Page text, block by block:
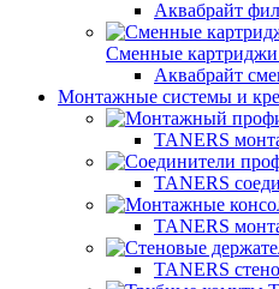
Аквабрайт
Сменные
Аквабрайт
Монтажные системы и
TANERS
TANERS
TANERS
TANERS